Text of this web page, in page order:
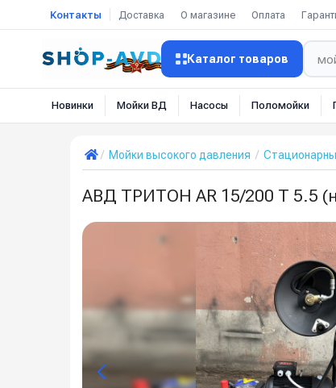
Контакты Доставка О магазине Оплата
Каталог товаров
Новинки Мойки ВД Насосы Поломойки
Мойки высокого давления
АВД ТРИТОН AR 15/200 T 5.5